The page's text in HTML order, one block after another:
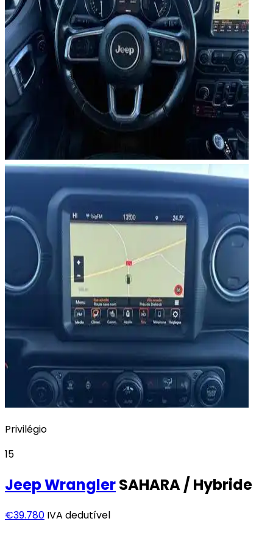
Privilégio
15
JeepWranglerSAHARA / Hybride
€39.780 IVA dedutível